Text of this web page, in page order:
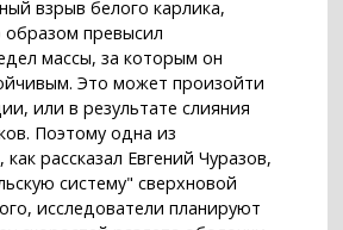
взрыв белого карлика,
превысил
массы, за которым он
Это может произойти
или в результате слияния
Поэтому одна из
рассказал Евгений Чуразов,
систему" сверхновой
исследователи планируют